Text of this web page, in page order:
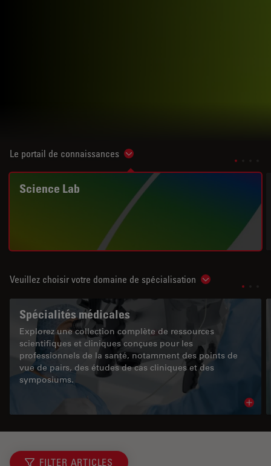
Le portail de connaissances Show subnavigation
Science Lab
Veuillez choisir votre domaine de spécialisation Show
Spécialités médicales
Explorez une collection complète de ressources
scientifiques et cliniques conçues pour les
professionnels de la santé, notamment des points de
vue de pairs, des études de cas cliniques et des
symposiums.
FILTER ARTICLES